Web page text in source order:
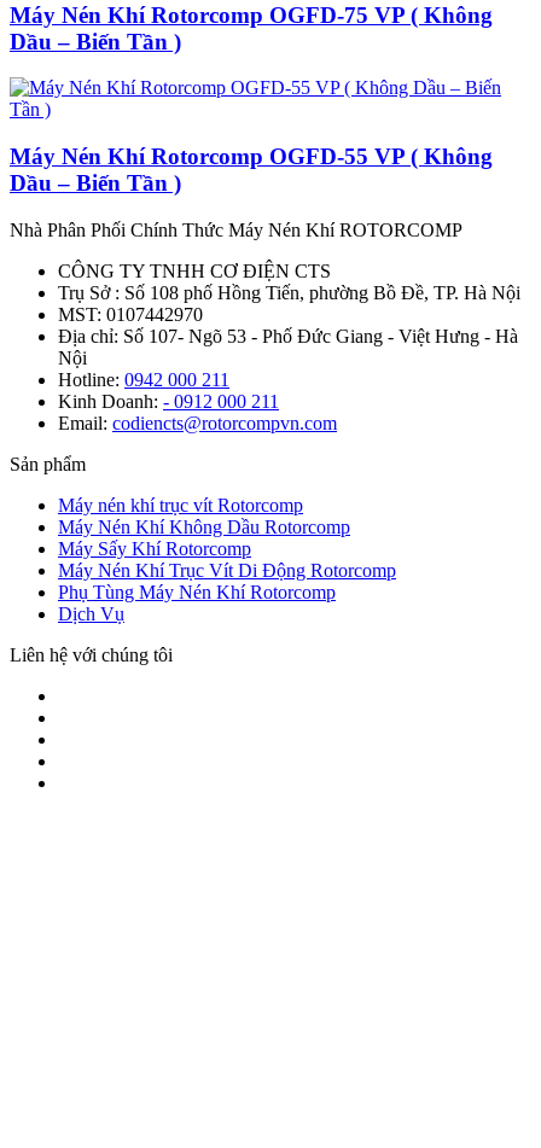
Máy Nén Khí Rotorcomp OGFD-75 VP ( Không
Dầu – Biến Tần )
Máy Nén Khí Rotorcomp OGFD-55 VP ( Không
Dầu – Biến Tần )
Nhà Phân Phối Chính Thức Máy Nén Khí ROTORCOMP
CÔNG TY TNHH CƠ ĐIỆN CTS
Trụ Sở : Số 108 phố Hồng Tiến, phường Bồ Đề, TP. Hà Nội
MST: 0107442970
Địa chỉ: Số 107- Ngõ 53 - Phố Đức Giang - Việt Hưng - Hà
Nội
Hotline: 0942 000 211
Kinh Doanh: - 0912 000 211
Email: codiencts@rotorcompvn.com
Sản phẩm
Máy nén khí trục vít Rotorcomp
Máy Nén Khí Không Dầu Rotorcomp
Máy Sấy Khí Rotorcomp
Máy Nén Khí Trục Vít Di Động Rotorcomp
Phụ Tùng Máy Nén Khí Rotorcomp
Dịch Vụ
Liên hệ với chúng tôi